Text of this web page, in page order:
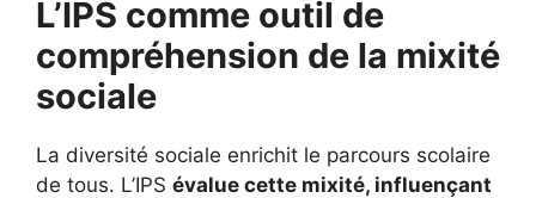
L’IPS comme outil de
compréhension de la mixité
sociale
La diversité sociale enrichit le parcours scolaire
de tous. L’IPS évalue cette mixité, influençant